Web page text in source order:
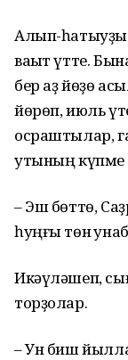
Алып-һатыуҙы
ваҡыт үтте.
бер аҙ йөҙө
йөрөп, июль
осраштылар,
утының күпме
– Эш бөттө,
һуңғы төн
Икәүләшеп,
торҙолар.
– Ун биш